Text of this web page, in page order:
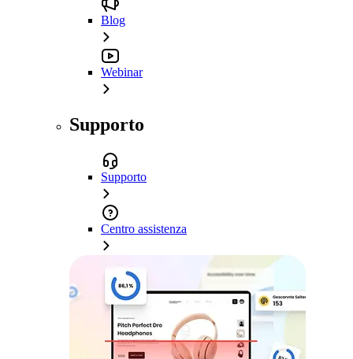
Blog
Webinar
Supporto
Supporto
Centro assistenza